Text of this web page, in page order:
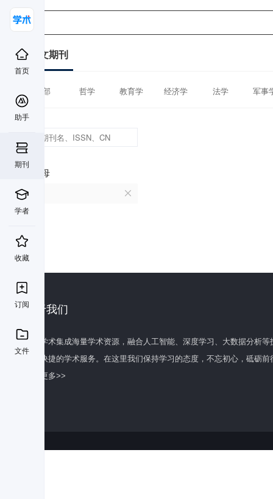
首页
助手
期刊
学者
收藏
订阅
文件
中文期刊
全部 哲学 教育学 经济学 法学 军事
首字母
P
关于我们
百度学术集成海量学术资源，融合人工智能、深度学习、大数据分析
全面快捷的学术服务。在这里我们保持学习的态度，不忘初心，砥砺前
了解更多>>